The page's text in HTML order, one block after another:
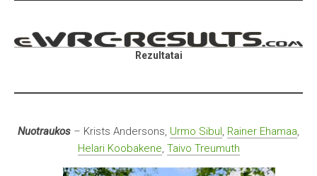
Rezultatai
Nuotraukos – Krists Andersons, Urmo Sibul , Rainer Ehamaa,
Helari Koobakene, Taivo Treumuth